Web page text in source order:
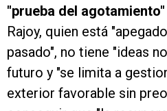
"prueba del agotamiento"
Rajoy, quien está
pasado", no tiene "ideas
futuro y "se limita a
exterior favorable sin